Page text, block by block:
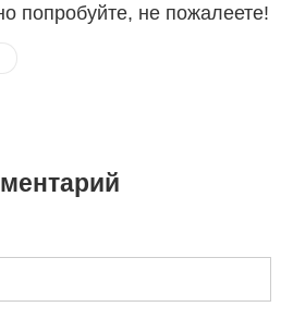
попробуйте, не пожалеете!